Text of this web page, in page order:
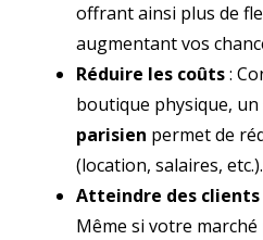
offrant ainsi plus de
augmentant vos
Réduire les coûts:
boutique physique, un
parisien permet de
(location, salaires, etc.).
Atteindre des
Même si votre